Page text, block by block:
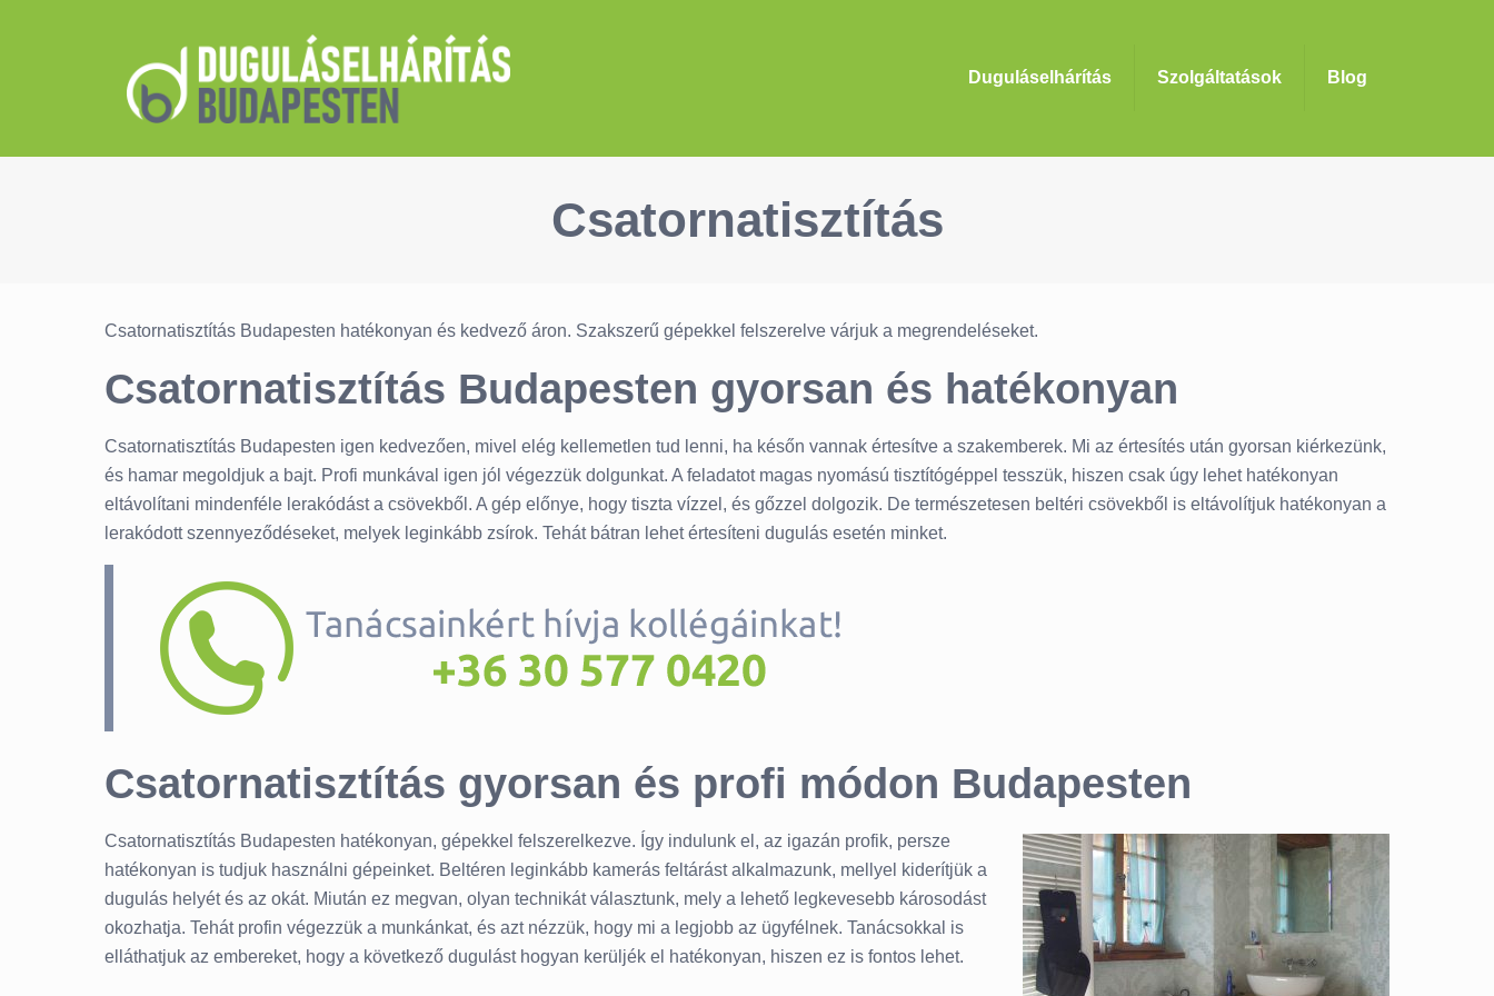
Duguláselhárítás Szolgáltatások Blog
Csatornatisztítás
Csatornatisztítás Budapesten hatékonyan és kedvező áron. Szakszerű gépekkel felszerelve várjuk a megrendeléseket.
Csatornatisztítás Budapesten gyorsan és hatékonyan
Csatornatisztítás Budapesten igen kedvezően, mivel elég kellemetlen tud lenni, ha későn vannak értesítve a szakemberek. Mi az értesítés után gyorsan kiérkezünk,
és hamar megoldjuk a bajt. Profi munkával igen jól végezzük dolgunkat. A feladatot magas nyomású tisztítógéppel tesszük, hiszen csak úgy lehet hatékonyan
eltávolítani mindenféle lerakódást a csövekből. A gép előnye, hogy tiszta vízzel, és gőzzel dolgozik. De természetesen beltéri csövekből is eltávolítjuk hatékonyan a
lerakódott szennyeződéseket, melyek leginkább zsírok. Tehát bátran lehet értesíteni dugulás esetén minket.
Csatornatisztítás gyorsan és profi módon Budapesten
Csatornatisztítás Budapesten hatékonyan, gépekkel felszerelkezve. Így indulunk el, az igazán profik, persze
hatékonyan is tudjuk használni gépeinket. Beltéren leginkább kamerás feltárást alkalmazunk, mellyel kiderítjük a
dugulás helyét és az okát. Miután ez megvan, olyan technikát választunk, mely a lehető legkevesebb károsodást
okozhatja. Tehát profin végezzük a munkánkat, és azt nézzük, hogy mi a legjobb az ügyfélnek. Tanácsokkal is
elláthatjuk az embereket, hogy a következő dugulást hogyan kerüljék el hatékonyan, hiszen ez is fontos lehet.